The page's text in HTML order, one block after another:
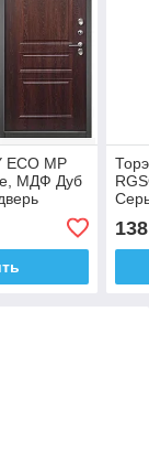
ECO MP
МДФ Дуб